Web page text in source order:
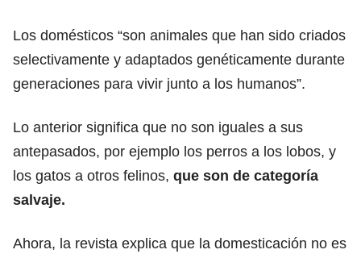
Los domésticos “son animales que han sido criados
selectivamente y adaptados genéticamente durante
generaciones para vivir junto a los humanos”.
Lo anterior significa que no son iguales a sus
antepasados, por ejemplo los perros a los lobos, y
los gatos a otros felinos, que son de categoría
salvaje.
Ahora, la revista explica que la domesticación no es